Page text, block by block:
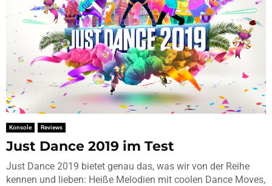
Konsole Reviews
Just Dance 2019 im Test
Just Dance 2019 bietet genau das, was wir von der Reihe
kennen und lieben: Heiße Melodien mit coolen Dance Moves,